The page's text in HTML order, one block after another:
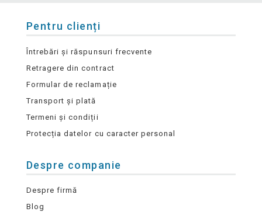
Pentru clienți
Întrebări și răspunsuri frecvente
Retragere din contract
Formular de reclamație
Transport și plată
Termeni și condiții
Protecția datelor cu caracter personal
Despre companie
Despre firmă
Blog